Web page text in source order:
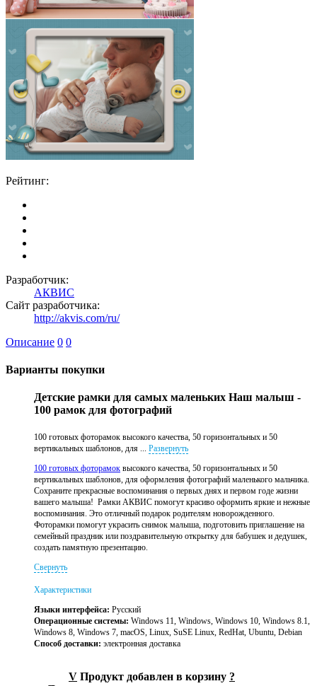
Рейтинг:
Разработчик:
АКВИС
Сайт разработчика:
http://akvis.com/ru/
Описание 0 0
Варианты покупки
Детские рамки для самых маленьких Наш малыш -
100 рамок для фотографий
100 готовых фоторамок высокого качества, 50 горизонтальных и 50
вертикальных шаблонов, для ... Развернуть
100 готовых фоторамок высокого качества, 50 горизонтальных и 50
вертикальных шаблонов, для оформления фотографий маленького мальчика.
Сохраните прекрасные воспоминания о первых днях и первом годе жизни
вашего малыша! Рамки АКВИС помогут красиво оформить яркие и нежные
воспоминания. Это отличный подарок родителям новорожденного.
Фоторамки помогут украсить снимок малыша, подготовить приглашение на
семейный праздник или поздравительную открытку для бабушек и дедушек,
создать памятную презентацию.
Свернуть
Характеристики
Языки интерфейса: Русский
Операционные системы: Windows 11, Windows, Windows 10, Windows 8.1,
Windows 8, Windows 7, macOS, Linux, SuSE Linux, RedHat, Ubuntu, Debian
Способ доставки: электронная доставка
V Продукт добавлен в корзину ?